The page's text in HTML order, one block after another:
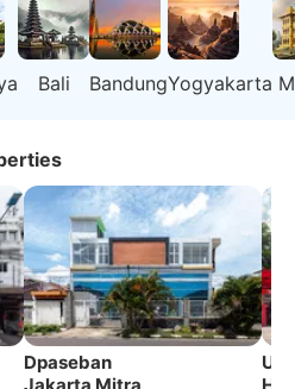
Bali BandungYogyakarta
Dpaseban